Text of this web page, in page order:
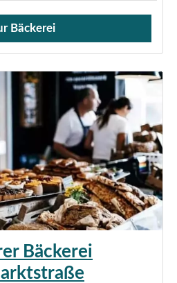
Bäckerei
Bäckerei